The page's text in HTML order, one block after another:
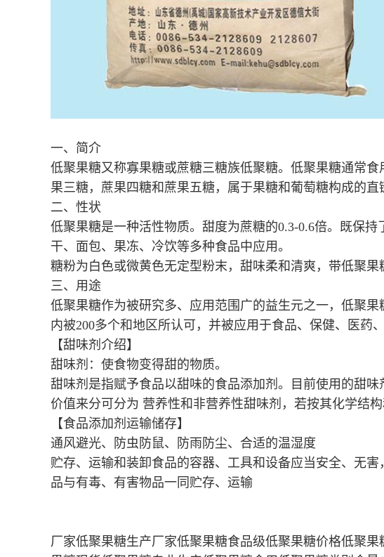
一、简介
低聚果糖又称寡果糖或蔗糖三糖族低聚糖。低聚果糖通常
果三糖，蔗果四糖和蔗果五糖，属于果糖和葡萄糖构成的直
二、性状
低聚果糖是一种活性物质。甜度为蔗糖的0.3-0.6倍。既保
干、面包、果冻、冷饮等多种食品中应用。
糖粉为白色或微黄色无定型粉末，甜味柔和清爽，带低聚果
三、用途
低聚果糖作为被研究多、应用范围广的益生元之一，低聚
内被200多个和地区所认可，并被应用于食品、保健、医药
【甜味剂介绍】
甜味剂：使食物变得甜的物质。
甜味剂是指赋予食品以甜味的食品添加剂。目前使用的甜
价值来分可分为 营养性和非营养性甜味剂，若按其化学结
【食品添加剂运输储存】
通风避光、防虫防鼠、防雨防尘、合适的温湿度
贮存、运输和装卸食品的容器、工具和设备应当安全、无
品与有毒、有害物品一同贮存、运输
厂家低聚果糖生产厂家低聚果糖食品级低聚果糖价格低聚